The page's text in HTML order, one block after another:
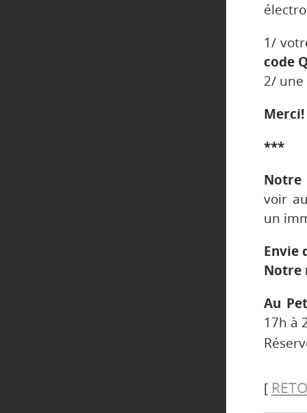
1/
code
2/
Merci!
***
Notre
voir
un
Envie
Notre
Au
17h à
[